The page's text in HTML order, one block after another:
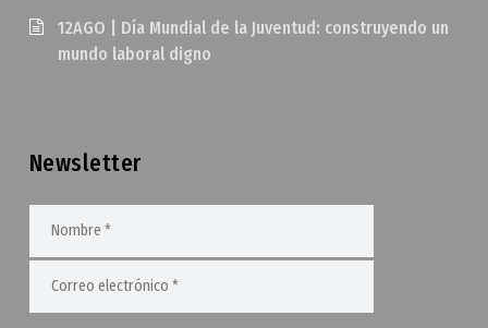
12AGO | Día Mundial de la Juventud: construyendo un
mundo laboral digno
Newsletter